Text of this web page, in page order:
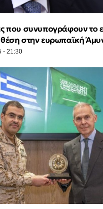
που συνυπογράφουν το
θέση στην ευρωπαϊκή
- 21:30